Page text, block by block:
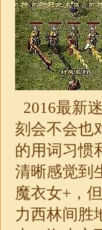
2016最新
刻会不会也
的用词习惯
清晰感觉到
魔衣女+，
力西林间胜